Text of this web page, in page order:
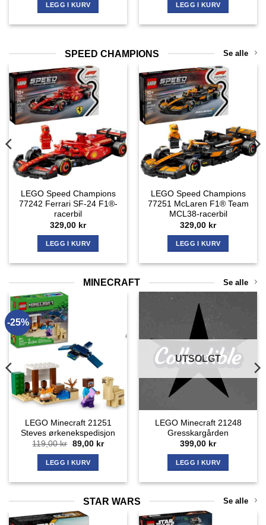
LEGG I KURV LEGG I KURV
SPEED CHAMPIONS Se alle
LEGO Speed Champions
77242 Ferrari SF-24 F1®-
racerbil
329,00 kr
LEGG I KURV
LEGO Speed Champions
77251 McLaren F1® Team
MCL38-racerbil
329,00 kr
LEGG I KURV
MINECRAFT Se alle
-25%
LEGO Minecraft 21251
Steves ørkenekspedisjon
119,00kr Opprinnelig
var:
119,00 kr.
89,00 krNåværende
LEGG I KURV
UTSOLGT
LEGO Minecraft 21248
Gresskargården
399,00 kr
LEGG I KURV
STAR WARS Se alle